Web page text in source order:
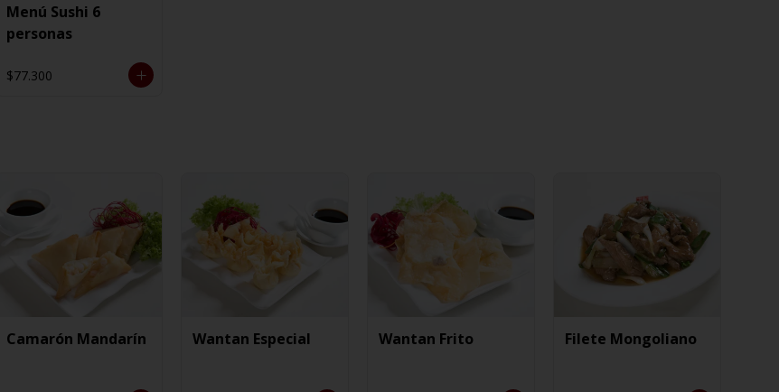
Menú Sushi 6
personas
$77.300
Camarón Mandarín Wantan Especial Wantan Frito Filete Mongoliano